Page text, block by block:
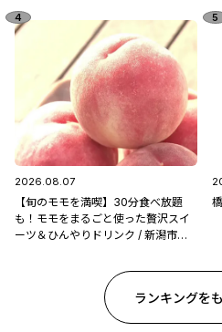
2026.08.07
【旬のモモを満喫】30分食べ放題
も！モモをまるごと使った贅沢スイ
ーツ＆ひんやりドリンク / 新潟市南
ランキングを